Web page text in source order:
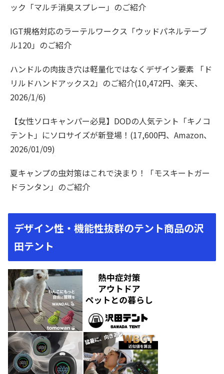
ック「マルチ消臭スプレー」のご紹介
IGT規格対応のラーテルワークス「ウッドパネルテーブ
ル120」のご紹介
ハンドルの肉抜き穴は軽量化ではなくデザイン要素 「ド
リルドハンドアックス2」のご紹介(10,472円、楽天、
2026/1/6)
【女性ソロキャンパー必見】DODの人気テント「キノコ
テント」にソロサイズが新登場！(17,600円、Amazon、
2026/01/09)
夏キャンプの虫対策はこれで決まり！「モスキートガー
ドランタン」のご紹介
デザイン性・機能性抜群のテント商品の沢
田テント